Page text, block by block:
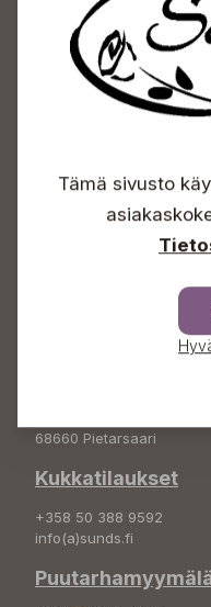
Sundin
Arkisin 09-18
Lauantaisin 09-16
Sunnuntaisin Itsepalvelu
Info & vaihde
68660 Pietarsaari
Kukkatilaukset
+358 50 388 9592
info(a)sunds.fi
Tämä sivusto